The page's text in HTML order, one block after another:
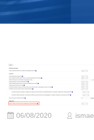
06/08/2020 ismael